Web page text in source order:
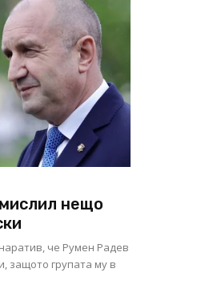
нещо
че Румен Радев
защото групата му в